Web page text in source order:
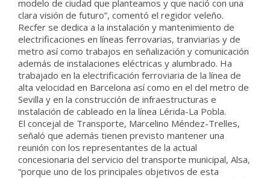
modelo de ciudad que planteamos y que nació con una
clara visión de futuro”, comentó el regidor veleño.
Recfer se dedica a la instalación y mantenimiento de
electrificaciones en líneas ferrovarias, tranviarias y de
metro así como trabajos en señalización y comunicación
además de instalaciones eléctricas y alumbrado. Ha
trabajado en la electrificación ferroviaria de la línea de
alta velocidad en Barcelona así como en el del metro de
Sevilla y en la construcción de infraestructuras e
instalación de cableado en la línea Lérida-La Pobla.
El concejal de Transporte, Marcelino Méndez-Trelles,
señaló que además tienen previsto mantener una
reunión con los representantes de la actual
concesionaria del servicio del transporte municipal, Alsa,
“porque uno de los principales objetivos de esta